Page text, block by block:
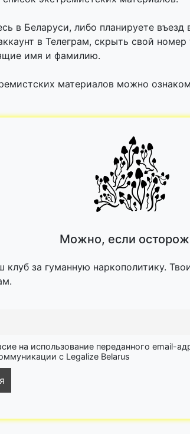
в Беларуси, либо планируете въезд
в Телеграм, скрыть свой
имя и фамилию.
материалов можно
Можно, если
клуб за гуманную наркополитику.
на использование переданного email-
с Legalize Belarus